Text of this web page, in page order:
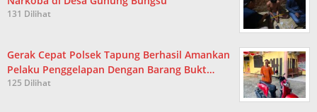
131 Dilihat
Gerak Cepat Polsek Tapung Berhasil Amankan
Pelaku Penggelapan Dengan Barang Bukt…
125 Dilihat